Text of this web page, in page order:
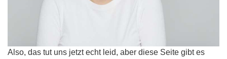
Also, das tut uns jetzt echt leid, aber diese Seite gibt es